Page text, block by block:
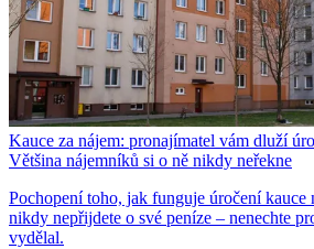
Kauce za nájem: pronajímatel vám dluží
Většina nájemníků si o ně nikdy neřekne
Pochopení toho, jak funguje úročení kauce
nikdy nepřijdete o své peníze – nenechte
vydělal.